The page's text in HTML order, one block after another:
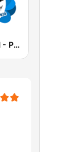
DiscoParty.pl - Polska Impreza